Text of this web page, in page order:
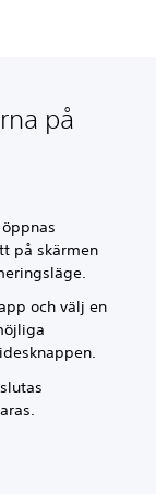
på
på skärmen
och välj en